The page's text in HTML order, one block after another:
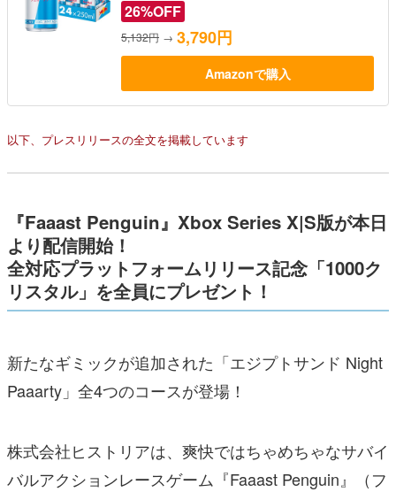
26%OFF
5,132円 → 3,790円
Amazonで購入
以下、プレスリリースの全文を掲載しています
『Faaast Penguin』Xbox Series X|S版が本日
より配信開始！
全対応プラットフォームリリース記念「1000ク
リスタル」を全員にプレゼント！
新たなギミックが追加された「エジプトサンド Night
Paaarty」全4つのコースが登場！
株式会社ヒストリアは、爽快ではちゃめちゃなサバイ
バルアクションレースゲーム『Faaast Penguin』（フ